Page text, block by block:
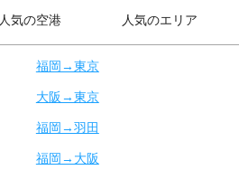
人気の空港 人気のエリア
福岡→東京
大阪→東京
福岡→羽田
福岡→大阪